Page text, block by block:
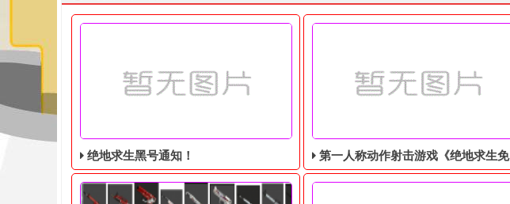
绝地求生黑号通知！ 第一人称动作射击游戏《绝地求生免费辅助》今日登陆主机平台